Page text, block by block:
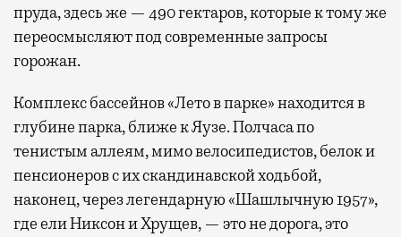
пруда, здесь же — 490 гектаров, которые к тому же
переосмысляют под современные запросы
горожан.
Комплекс бассейнов «Лето в парке» находится в
глубине парка, ближе к Яузе. Полчаса по
тенистым аллеям, мимо велосипедистов, белок и
пенсионеров с их скандинавской ходьбой,
наконец, через легендарную «Шашлычную 1957»,
где ели Никсон и Хрущев, — это не дорога, это